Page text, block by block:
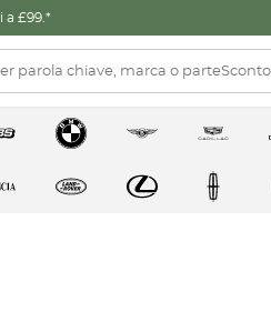
a £99.*